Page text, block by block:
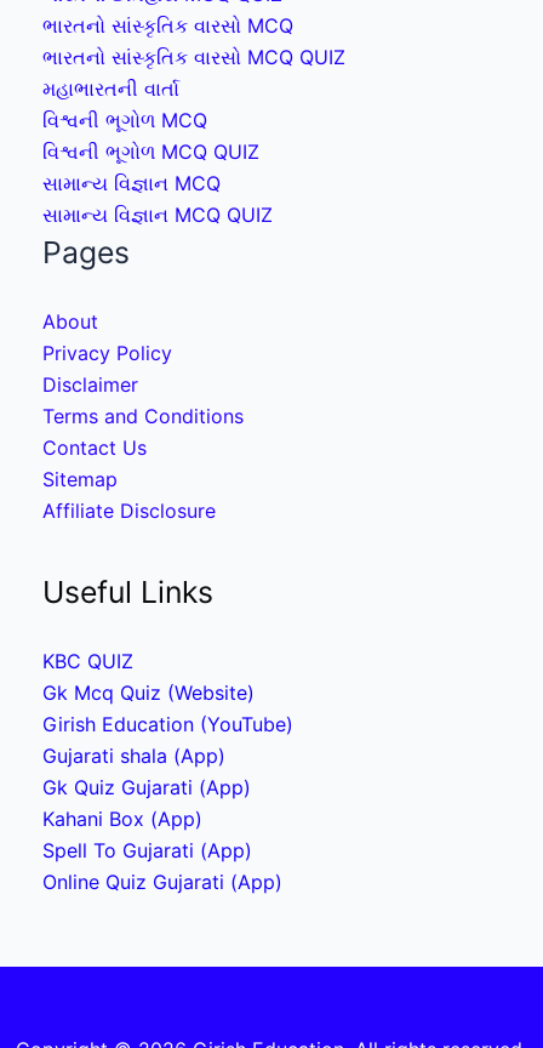
ભારતનો સાંસ્કૃતિક વારસો MCQ
ભારતનો સાંસ્કૃતિક વારસો MCQ QUIZ
મહાભારતની વાર્તા
વિશ્વની ભૂગોળ MCQ
વિશ્વની ભૂગોળ MCQ QUIZ
સામાન્ય વિજ્ઞાન MCQ
સામાન્ય વિજ્ઞાન MCQ QUIZ
Pages
About
Privacy Policy
Disclaimer
Terms and Conditions
Contact Us
Sitemap
Affiliate Disclosure
Useful Links
KBC QUIZ
Gk Mcq Quiz (Website)
Girish Education (YouTube)
Gujarati shala (App)
Gk Quiz Gujarati (App)
Kahani Box (App)
Spell To Gujarati (App)
Online Quiz Gujarati (App)